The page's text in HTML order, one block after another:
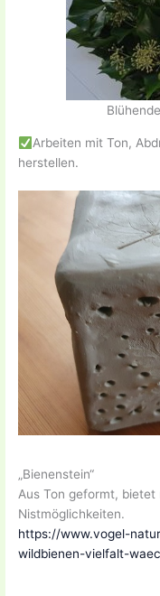
Arbeiten mit Ton,
herstellen.
„Bienenstein“
Aus Ton geformt, bietet
Nistmöglichkeiten.
https://www.vogel-
wildbienen-vielfalt-